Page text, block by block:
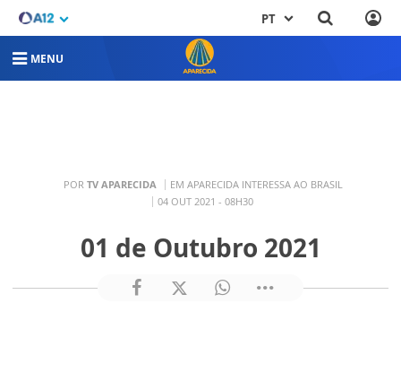
PT
MENU
POR TV APARECIDA
EM APARECIDA INTERESSA AO BRASIL
04 OUT 2021 - 08H30
01 de Outubro 2021